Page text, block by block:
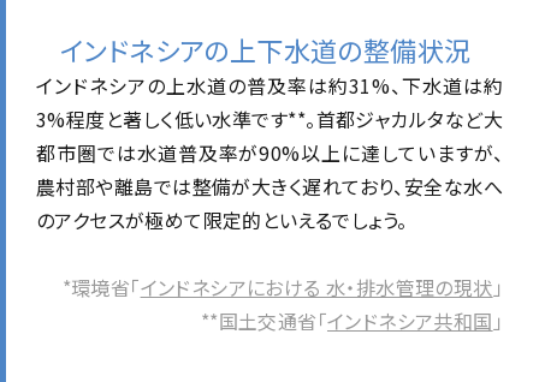
インドネシアの上下水道の整備状況
インドネシアの上水道の普及率は約31%、下水道は約
3%程度と著しく低い水準です**。首都ジャカルタなど大
都市圏では水道普及率が90%以上に達していますが、
農村部や離島では整備が大きく遅れており、安全な水へ
のアクセスが極めて限定的といえるでしょう。
*環境省「インドネシアにおける 水・排水管理の現状 」
**国土交通省「インドネシア共和国 」